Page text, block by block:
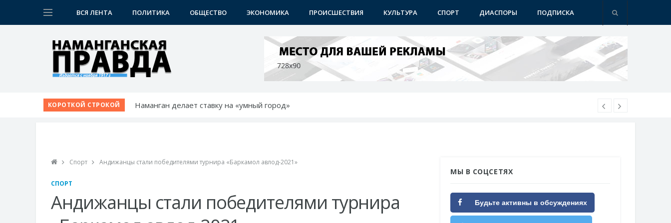
ВСЯ ЛЕНТА ПОЛИТИКА ОБЩЕСТВО ЭКОНОМИКА ПРОИСШЕСТВИЯ КУЛЬТУРА СПОРТ ДИАСПОРЫ ПОДПИСКА
КОРОТКОЙ СТРОКОЙ
Наманган делает ставку на «умный город»
Наманган и Ош расширяют деловое сотрудничество
Спорт Андижанцы стали победителями турнира «Баркамол авлод-2021»
СПОРТ
Андижанцы стали победителями турнира
МЫ В СОЦСЕТЯХ
Будьте активны в обсуждениях